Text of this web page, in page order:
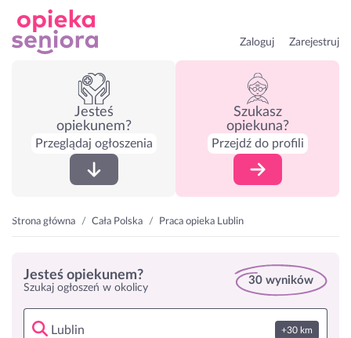
Zaloguj Zarejestruj
Jesteś
opiekunem?
Przeglądaj ogłoszenia
Szukasz
opiekuna?
Przejdź do profili
Strona główna Cała Polska Praca opieka Lublin
Jesteś opiekunem?
Szukaj ogłoszeń w okolicy
30 wyników
+30 km